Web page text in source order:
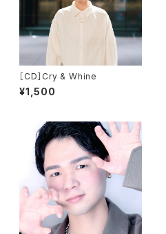
［CD］Cry & Whine
¥1,500